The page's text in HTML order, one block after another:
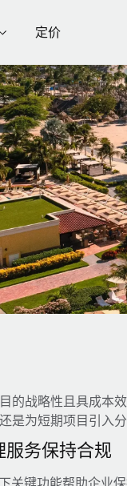
定价
的战略性且具成本
是为短期项目引入
务保持合规
键功能帮助企业保